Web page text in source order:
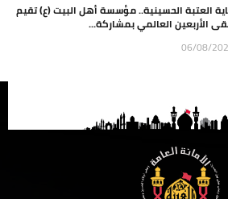
العتبة الحسينية.. مؤسسة أهل البيت (ع) تقيم
الأربعين العالمي بمشاركة...
06/08/